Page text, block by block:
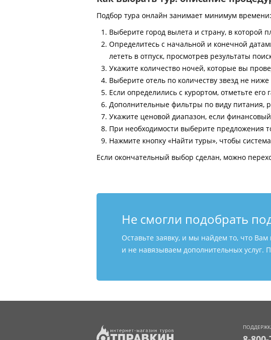
Подбор тура онлайн занимает минимум времени:
Выберите город вылета и страну, в которой
Определитесь с начальной и конечной
лететь в отпуск, просмотрев результаты
Укажите количество ночей, которые вы
Выберите отель по количеству звезд не
Если определились с курортом, отметьте
Дополнительные фильтры по виду питания,
Укажите ценовой диапазон, если
При необходимости выберите предложения
Нажмите кнопку «Найти туры», чтобы
Если окончательный выбор сделан, можно
Не смогли подобрать
Оставьте заявку, и мы найдем то, что
и не навязываем дополнительных услуг.